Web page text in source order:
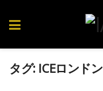
タグ: ICEロンドン